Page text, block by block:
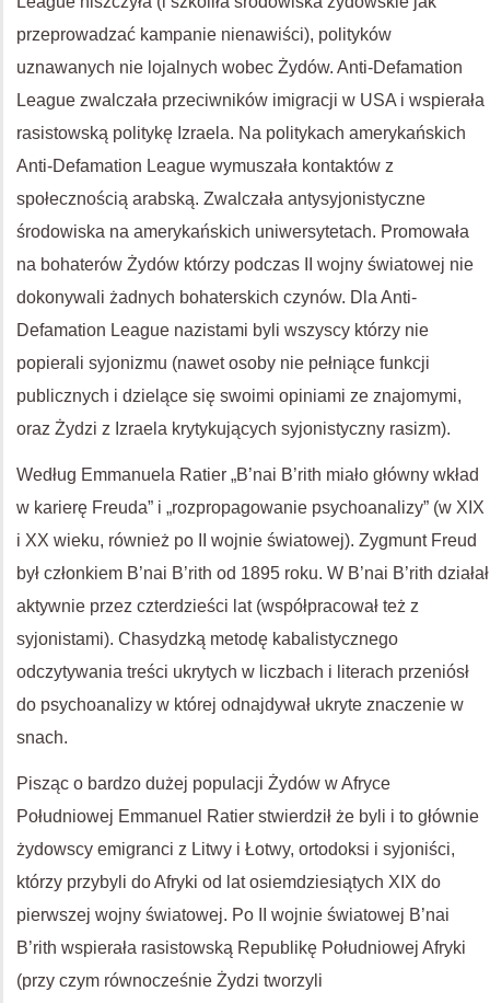
przeprowadzać kampanie nienawiści), polityków
uznawanych nie lojalnych wobec Żydów. Anti-Defamation
League zwalczała przeciwników imigracji w USA i wspierała
rasistowską politykę Izraela. Na politykach amerykańskich
Anti-Defamation League wymuszała kontaktów z
społecznością arabską. Zwalczała antysyjonistyczne
środowiska na amerykańskich uniwersytetach. Promowała
na bohaterów Żydów którzy podczas II wojny światowej nie
dokonywali żadnych bohaterskich czynów. Dla Anti-
Defamation League nazistami byli wszyscy którzy nie
popierali syjonizmu (nawet osoby nie pełniące funkcji
publicznych i dzielące się swoimi opiniami ze znajomymi,
oraz Żydzi z Izraela krytykujących syjonistyczny rasizm).
Według Emmanuela Ratier „B’nai B’rith miało główny wkład
w karierę Freuda” i „rozpropagowanie psychoanalizy” (w XIX
i XX wieku, również po II wojnie światowej). Zygmunt Freud
był członkiem B’nai B’rith od 1895 roku. W B’nai B’rith działał
aktywnie przez czterdzieści lat (współpracował też z
syjonistami). Chasydzką metodę kabalistycznego
odczytywania treści ukrytych w liczbach i literach przeniósł
do psychoanalizy w której odnajdywał ukryte znaczenie w
snach.
Pisząc o bardzo dużej populacji Żydów w Afryce
Południowej Emmanuel Ratier stwierdził że byli i to głównie
żydowscy emigranci z Litwy i Łotwy, ortodoksi i syjoniści,
którzy przybyli do Afryki od lat osiemdziesiątych XIX do
pierwszej wojny światowej. Po II wojnie światowej B’nai
B’rith wspierała rasistowską Republikę Południowej Afryki
(przy czym równocześnie Żydzi tworzyli